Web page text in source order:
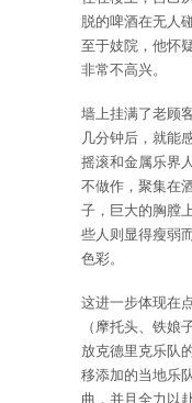
脱的啤酒在无人
至于妓院，他怀
非常不高兴。
墙上挂满了老顾
几分钟后，就能
摇滚和金属乐界
不做作，聚集在
子，巨大的胸膛
些人则显得瘦弱
色彩。
这进一步体现在
（摩托头、铁
放克德里克乐队
移添加的当地乐